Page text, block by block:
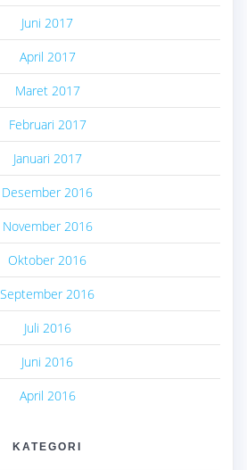
Juni 2017
April 2017
Maret 2017
Februari 2017
Januari 2017
Desember 2016
November 2016
Oktober 2016
September 2016
Juli 2016
Juni 2016
April 2016
KATEGORI